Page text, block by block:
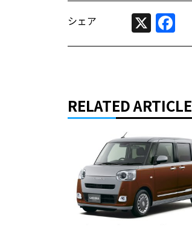
シェア X
RELATED ARTICLE